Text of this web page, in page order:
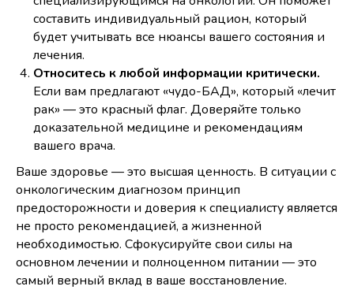
составить индивидуальный рацион, который
будет учитывать все нюансы вашего состояния и
лечения.
Относитесь к любой информации критически.
Если вам предлагают «чудо-БАД», который «лечит
рак» — это красный флаг. Доверяйте только
доказательной медицине и рекомендациям
вашего врача.
Ваше здоровье — это высшая ценность. В ситуации с
онкологическим диагнозом принцип
предосторожности и доверия к специалисту является
не просто рекомендацией, а жизненной
необходимостью. Сфокусируйте свои силы на
основном лечении и полноценном питании — это
самый верный вклад в ваше восстановление.